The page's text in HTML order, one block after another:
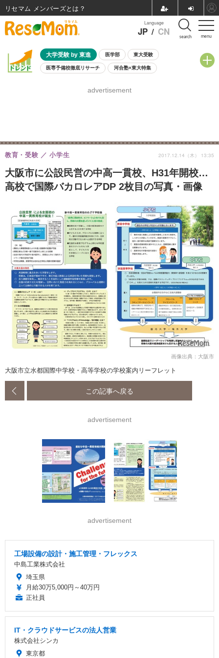
menu
Language
JP / CN search
大学受験 by 東進 医学部 東大受験
医専予備校徹底リサーチ 河合塾×東大特集
8月開催学校説明会・相談会
advertisement
大阪市に公設民営の中高一貫校、H31年開校…
高校で国際バカロレアDP 2枚目の写真・画像
教育・受験 小学生 2017.12.14（木） 13:35
画像出典：大阪市
大阪市立水都国際中学校・高等学校の学校案内リーフレット
この記事へ戻る
advertisement
advertisement
工場設備の設計・施工管理・フレックス
中島工業株式会社
埼玉県
月給30万5,000円～40万円
正社員
IT・クラウドサービスの法人営業
株式会社シンカ
東京都
リセマム メンバーズ